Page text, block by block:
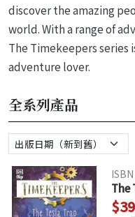
discover the amazing
world. With a range of
The Timekeepers series
adventure lover.
全系列產品
The